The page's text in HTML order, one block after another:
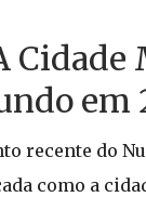
Cidade
em
recente do
como a